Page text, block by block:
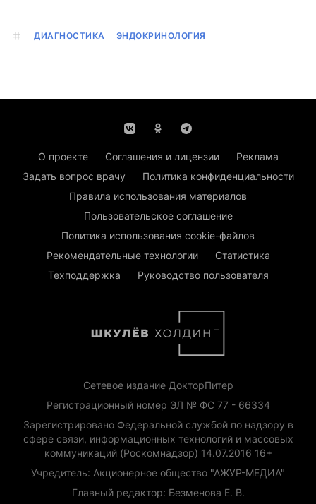
ДИАГНОСТИКА ЭНДОКРИНОЛОГИЯ
О проекте Соглашения и лицензии
Реклама
Задать вопрос врачу
Политика конфиденциальности
Правила использования материалов
Пользовательское соглашение
Политика использования cookie-файлов
Рекомендательные технологии
Статистика
Техподдержка
Руководство пользователя
Сетевое издание ДокторПитер
Регистрационный номер ЭЛ № ФС 77 - 66334
Зарегистрировано Федеральной службой по надзору в
сфере связи, информационных технологий и массовых
коммуникаций (Роскомнадзор) 14.07.2016 16+
Учредитель: Акционерное общество "АЖУР-МЕДИА"
Главный редактор: Безменова Е. В.